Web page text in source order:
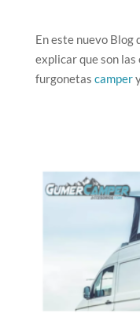
En este nuevo Blog
explicar que son
furgonetas camper